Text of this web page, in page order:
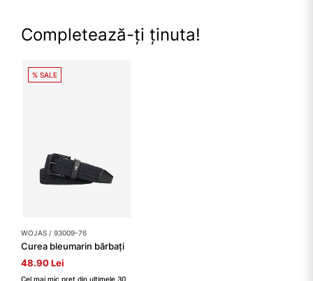
Completează-ți ținuta!
% SALE
WOJAS / 93009-76
Curea bleumarin bărbați
48.90 Lei
Cel mai mic preț din ultimele 30